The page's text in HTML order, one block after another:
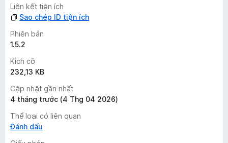
Liên kết tiện ích
Sao chép ID tiện ích
Phiên bản
1.5.2
Kích cỡ
232,13 KB
Cập nhật gần nhất
4 tháng trước (4 Thg 04 2026)
Thể loại có liên quan
Đánh dấu